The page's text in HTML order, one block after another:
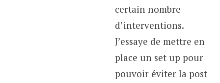
certain nombre
d’interventions.
J’essaye de mettre en
place un set up pour
pouvoir éviter la post